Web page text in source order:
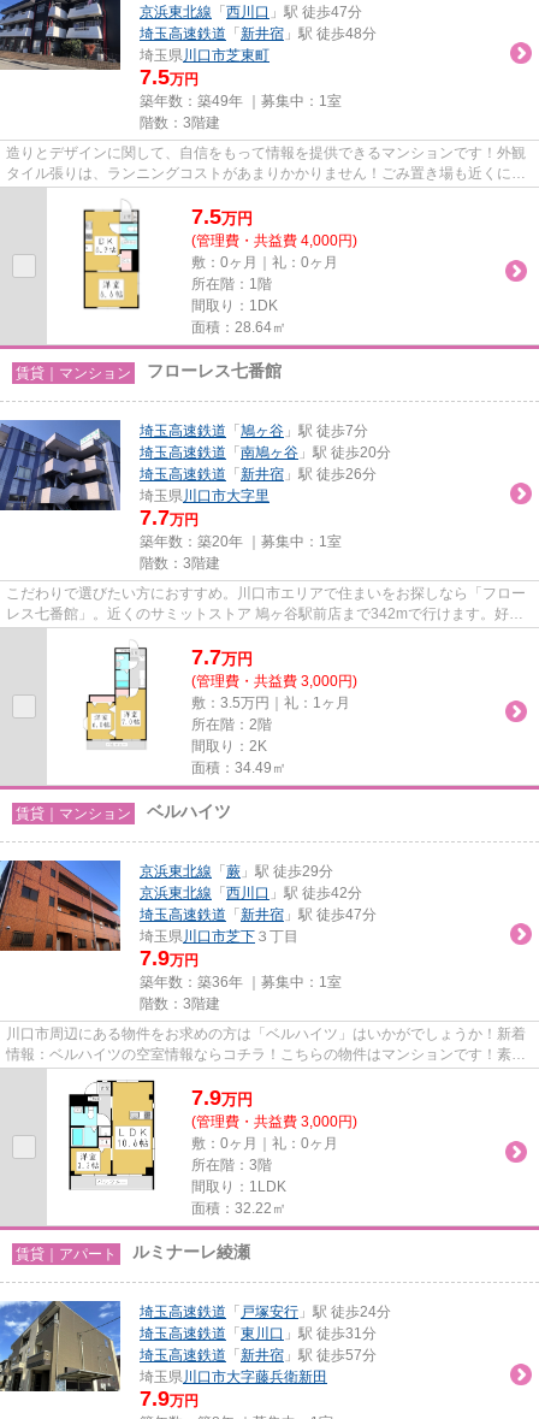
京浜東北線 「 西川口 」駅 徒歩47分
埼玉高速鉄道 「 新井宿 」駅 徒歩48分
埼玉県川口市芝東町
7.5万円
築年数：築49年 ｜募集中： 1室
階数：3階建
造りとデザインに関して、自信をもって情報を提供できるマンションです！外観
タイル張りは、ランニングコストがあまりかかりません！ごみ置き場も近くにあ
7.5万円
(管理費・共益費 4,000円)
敷：0ヶ月｜礼：0ヶ月
所在階：1階
間取り：1DK
面積：28.64㎡
賃貸｜マンション フローレス七番館
埼玉高速鉄道 「 鳩ヶ谷 」駅 徒歩7分
埼玉高速鉄道 「 南鳩ヶ谷 」駅 徒歩20分
埼玉高速鉄道 「 新井宿 」駅 徒歩26分
埼玉県川口市大字里
7.7万円
築年数：築20年 ｜募集中： 1室
階数：3階建
こだわりで選びたい方におすすめ。川口市エリアで住まいをお探しなら「フロー
レス七番館」。近くのサミットストア 鳩ヶ谷駅前店まで342mで行けます。好評
7.7万円
(管理費・共益費 3,000円)
敷：3.5万円｜礼：1ヶ月
所在階：2階
間取り：2K
面積：34.49㎡
賃貸｜マンション ベルハイツ
京浜東北線 「 蕨 」駅 徒歩29分
京浜東北線 「 西川口 」駅 徒歩42分
埼玉高速鉄道 「 新井宿 」駅 徒歩47分
埼玉県川口市芝下 ３丁目
7.9万円
築年数：築36年 ｜募集中： 1室
階数：3階建
川口市周辺にある物件をお求めの方は「ベルハイツ」はいかがでしょうか！新着
情報：ベルハイツの空室情報ならコチラ！こちらの物件はマンションです！素敵
7.9万円
(管理費・共益費 3,000円)
敷：0ヶ月｜礼：0ヶ月
所在階：3階
間取り：1LDK
面積：32.22㎡
賃貸｜アパート ルミナーレ綾瀬
埼玉高速鉄道 「 戸塚安行 」駅 徒歩24分
埼玉高速鉄道 「 東川口 」駅 徒歩31分
埼玉高速鉄道 「 新井宿 」駅 徒歩57分
埼玉県川口市大字藤兵衛新田
7.9万円